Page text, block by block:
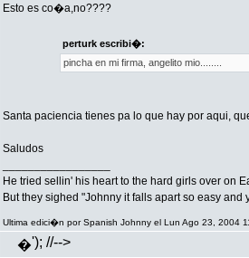
Esto es co�a,no????
perturk escribi�:
pincha en mi firma, angelito mio........
Santa paciencia tienes pa lo que hay por aqui,
Saludos
He tried sellin' his heart to the hard girls over on
But they sighed "Johnny it falls apart so easy
Ultima edici�n por Spanish Johnny el Lun Ago 23, 2004
�'); //-->